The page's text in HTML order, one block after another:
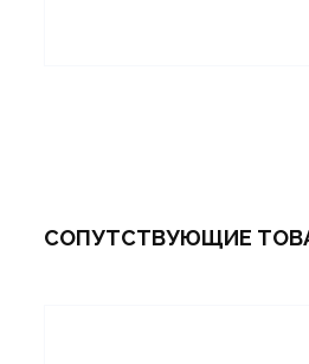
СОПУТСТВУЮЩИЕ